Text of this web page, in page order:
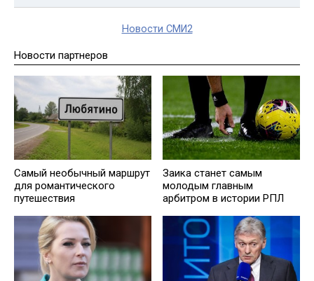
Новости СМИ2
Новости партнеров
Самый необычный маршрут
для романтического
путешествия
Заика станет самым
молодым главным
арбитром в истории РПЛ